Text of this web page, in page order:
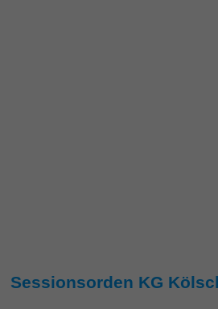
Sessionsorden KG